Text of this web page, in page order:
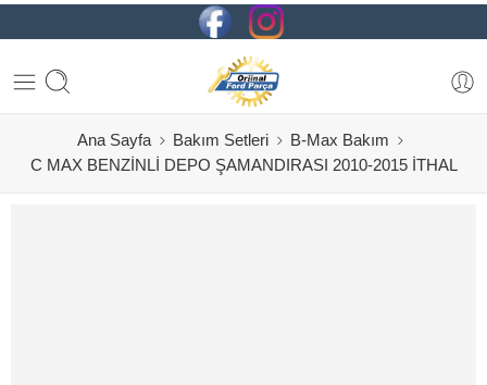
Ana Sayfa Bakım Setleri
B-Max Bakım
C MAX BENZİNLİ DEPO ŞAMANDIRASI 2010-2015 İTHAL